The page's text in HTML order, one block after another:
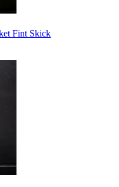
Fint Skick